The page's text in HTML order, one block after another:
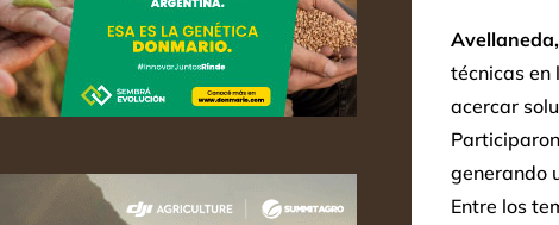
técnicas en
acercar
generando
Entre los